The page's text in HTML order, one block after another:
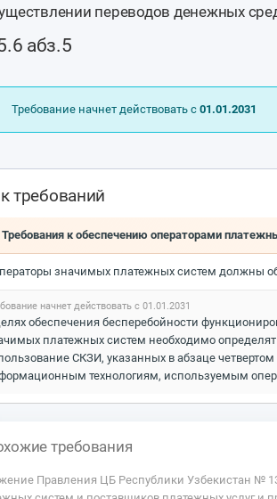
переводов денежных
абз.5
Требование начнет действовать с 01.01.2031
требований
Требования к обеспечению операторами
значимых платежных систем должны
начнет действовать с 01.01.2031
обеспечения бесперебойности
платежных систем необходимо
СКЗИ, указанных в абзаце
технологиям, используемым
требования
Правления ЦБ Республики Узбекистан №